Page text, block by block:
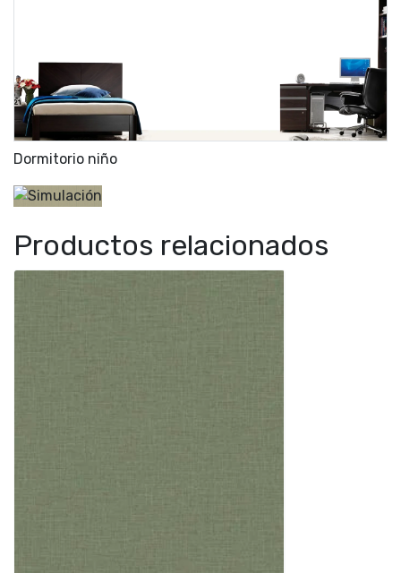
Dormitorio niño
Productos relacionados